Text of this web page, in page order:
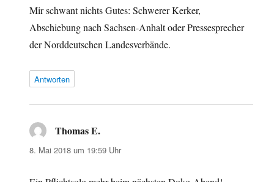
Mir schwant nichts Gutes: Schwerer Kerker,
Abschiebung nach Sachsen-Anhalt oder Pressesprecher
der Norddeutschen Landesverbände.
Antworten
Thomas E.
8. Mai 2018 um 19:59 Uhr